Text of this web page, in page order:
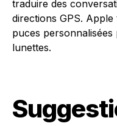
traduire des
directions GPS.
puces
lunettes.